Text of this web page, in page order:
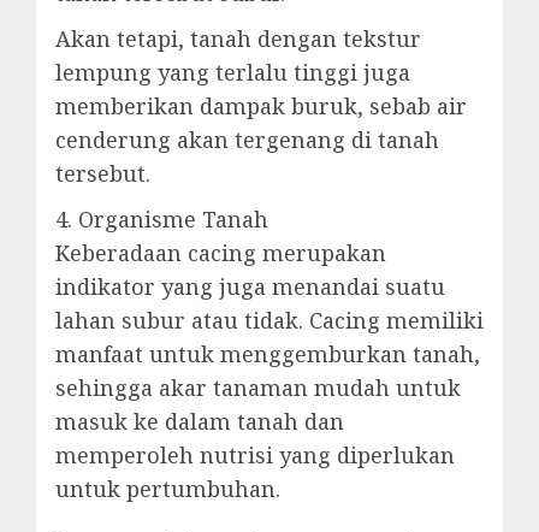
Akan tetapi, tanah dengan tekstur
lempung yang terlalu tinggi juga
memberikan dampak buruk, sebab air
cenderung akan tergenang di tanah
tersebut.
4. Organisme Tanah
Keberadaan cacing merupakan
indikator yang juga menandai suatu
lahan subur atau tidak. Cacing memiliki
manfaat untuk menggemburkan tanah,
sehingga akar tanaman mudah untuk
masuk ke dalam tanah dan
memperoleh nutrisi yang diperlukan
untuk pertumbuhan.